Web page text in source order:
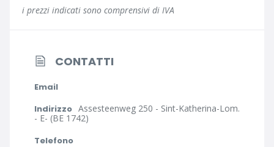
i prezzi indicati sono comprensivi di IVA
CONTATTI
Email
Indirizzo Assesteenweg 250 - Sint-Katherina-Lom.
- E- (BE 1742)
Telefono